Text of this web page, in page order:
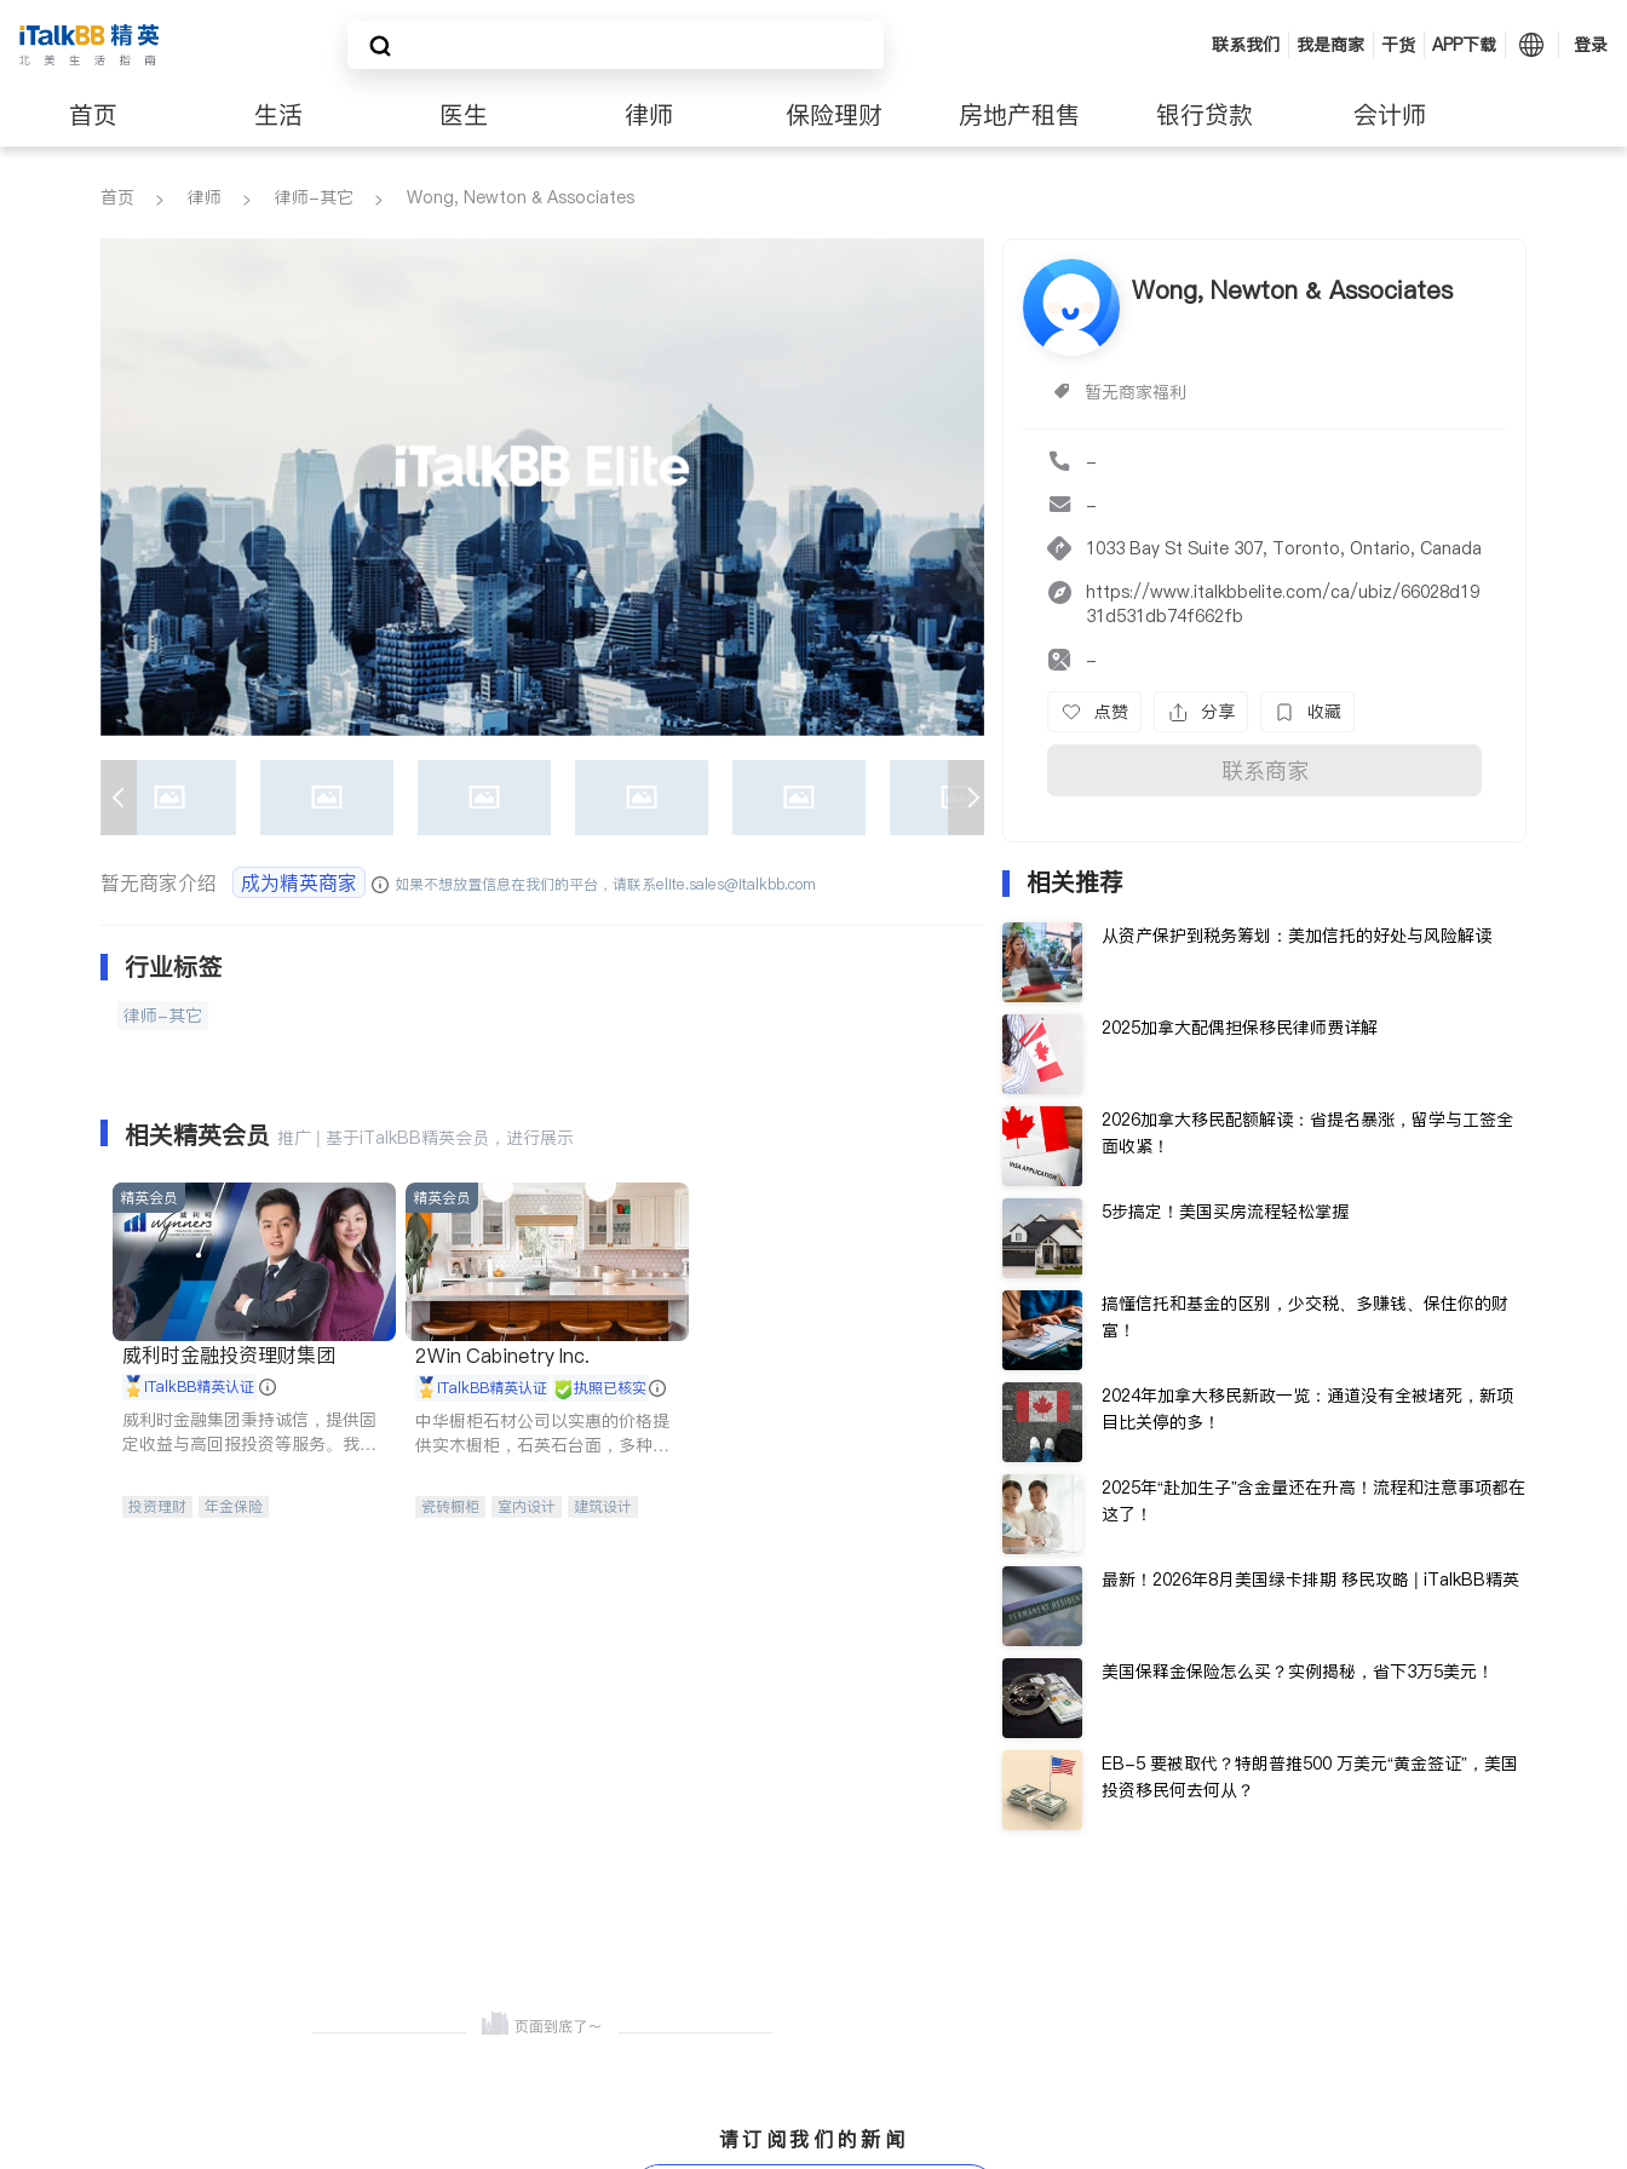
联系我们 我是商家 干货 APP下载 登录
首页 生活 医生 律师 保险理财 房地产租售 银行贷款 会计师
建筑装修
首页 律师 律师-其它 Wong, Newton & Associates
Wong, Newton & Associates
暂无商家福利
-
-
1033 Bay St Suite 307, Toronto, Ontario, Canada
https://www.italkbbelite.com/ca/ubiz/66028d19
31d531db74f662fb
-
点赞 分享 收藏
联系商家
暂无商家介绍 成为精英商家 如果不想放置信息在我们的平台，请联系elite.sales@italkbb.com
行业标签
律师-其它
相关精英会员 推广 | 基于iTalkBB精英会员，进行展示
精英会员
威利时金融投资理财集团
iTalkBB精英认证
威利时金融集团秉持诚信，提供固
定收益与高回报投资等服务。我们
元化组合，助力客户实现目标
投资理财
年金保险
精英会员
2Win Cabinetry Inc.
iTalkBB精英认证 执照已核实
中华橱柜石材公司以实惠的价格提
供实木橱柜，石英石台面，多种优
机。品质厨房，家的选择。
瓷砖橱柜 室内设计
建筑设计
相关推荐
从资产保护到税务筹划：美加信托的好处与风险解读
2025加拿大配偶担保移民律师费详解
2026加拿大移民配额解读：省提名暴涨，留学与工签全
面收紧！
5步搞定！美国买房流程轻松掌握
搞懂信托和基金的区别，少交税、多赚钱、保住你的财
富！
2024年加拿大移民新政一览：通道没有全被堵死，新项
目比关停的多！
2025年“赴加生子”含金量还在升高！流程和注意事项都在
这了！
最新！2026年8月美国绿卡排期 移民攻略 | iTalkBB精英
美国保释金保险怎么买？实例揭秘，省下3万5美元！
EB-5 要被取代？特朗普推500 万美元“黄金签证”，美国
投资移民何去何从？
请订阅我们的新闻